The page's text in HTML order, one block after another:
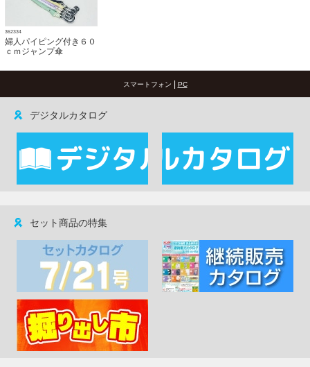
362334
婦人パイピング付き６０
ｃｍジャンプ傘
スマートフォン PC
デジタルカタログ
セット商品の特集